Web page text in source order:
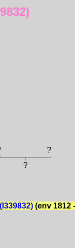
?
?
(env 1812